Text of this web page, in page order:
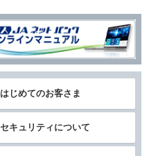
はじめてのお客さま
セキュリティについて